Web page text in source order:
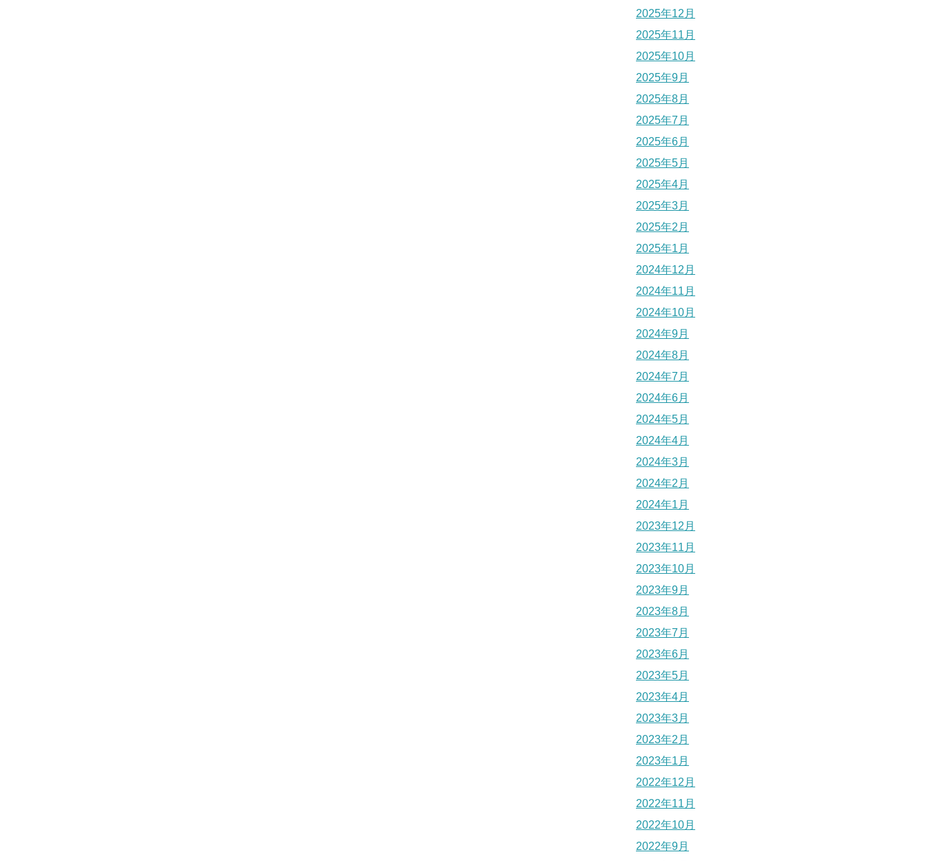
2025年12月
2025年11月
2025年10月
2025年9月
2025年8月
2025年7月
2025年6月
2025年5月
2025年4月
2025年3月
2025年2月
2025年1月
2024年12月
2024年11月
2024年10月
2024年9月
2024年8月
2024年7月
2024年6月
2024年5月
2024年4月
2024年3月
2024年2月
2024年1月
2023年12月
2023年11月
2023年10月
2023年9月
2023年8月
2023年7月
2023年6月
2023年5月
2023年4月
2023年3月
2023年2月
2023年1月
2022年12月
2022年11月
2022年10月
2022年9月